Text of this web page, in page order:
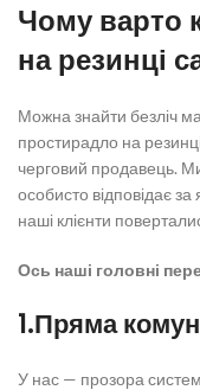
Чому варто
на резинці
Можна знайти безліч
простирадло на
черговий продавець.
особисто відповідає
наші клієнти
Ось наші головні
1.Пряма
У нас — прозора